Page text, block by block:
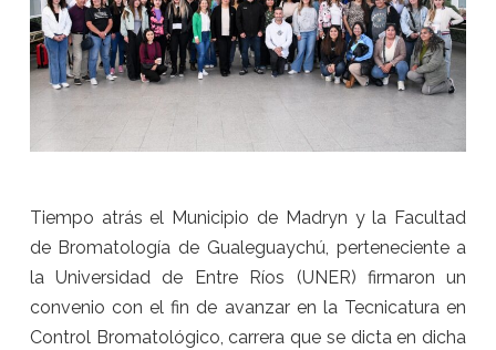
Tiempo atrás el Municipio de Madryn y la Facultad
de Bromatología de Gualeguaychú, perteneciente a
la Universidad de Entre Ríos (UNER) firmaron un
convenio con el fin de avanzar en la Tecnicatura en
Control Bromatológico, carrera que se dicta en dicha